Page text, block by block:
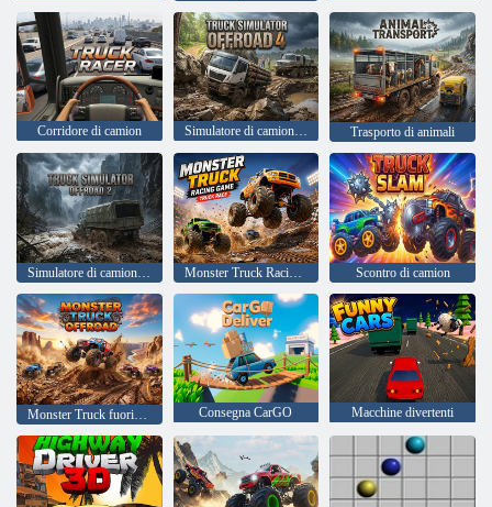
Corridore di camion Simulatore di camion fuoristrada 4 Trasporto di animali
Simulatore di camion fuoristrada 2 Monster Truck Racing Gioco Gara di camion Scontro di camion
Consegna CarGO Macchine divertenti